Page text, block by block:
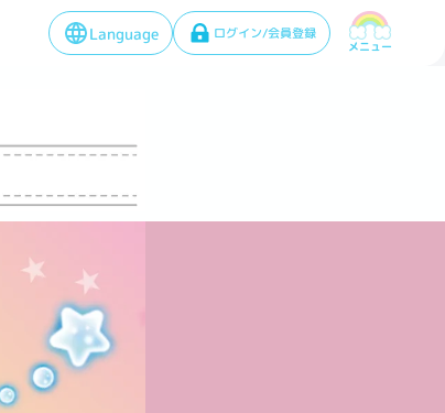
Language ログイン/会員登録
メニュー